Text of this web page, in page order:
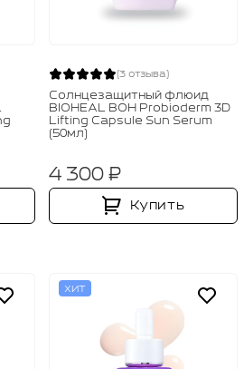
(3 отзыва)
Солнцезащитный флюид
BIOHEAL BOH Probioderm 3D
Lifting Capsule Sun Serum
(50мл)
4 300 ₽
Купить
ХИТ